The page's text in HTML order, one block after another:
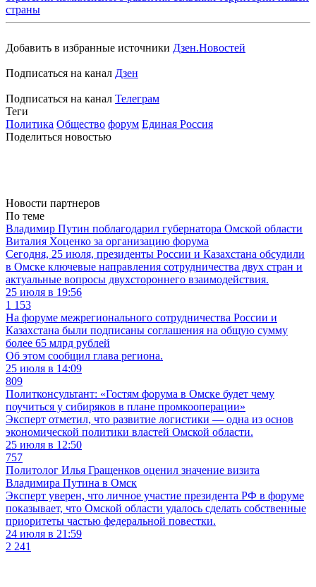
страны
Добавить в избранные источники Дзен.Новостей
Подписаться на канал Дзен
Подписаться на канал Телеграм
Теги
Политика Общество форум Единая Россия
Поделиться новостью
Новости партнеров
По теме
Владимир Путин поблагодарил губернатора Омской области
Виталия Хоценко за организацию форума
Сегодня, 25 июля, президенты России и Казахстана обсудили
в Омске ключевые направления сотрудничества двух стран и
актуальные вопросы двухстороннего взаимодействия.
25 июля в 19:56
1 153
На форуме межрегионального сотрудничества России и
Казахстана были подписаны соглашения на общую сумму
более 65 млрд рублей
Об этом сообщил глава региона.
25 июля в 14:09
809
Политконсультант: «Гостям форума в Омске будет чему
поучиться у сибиряков в плане промкооперации»
Эксперт отметил, что развитие логистики — одна из основ
экономической политики властей Омской области.
25 июля в 12:50
757
Политолог Илья Гращенков оценил значение визита
Владимира Путина в Омск
Эксперт уверен, что личное участие президента РФ в форуме
показывает, что Омской области удалось сделать собственные
приоритеты частью федеральной повестки.
24 июля в 21:59
2 241